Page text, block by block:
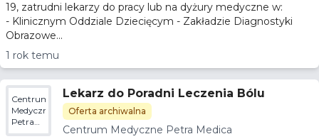
19, zatrudni lekarzy do pracy lub na dyżury medyczne w:
- Klinicznym Oddziale Dziecięcym - Zakładzie Diagnostyki
Obrazowe...
1 rok temu
Centrum
Medyczne
Petra
Medica
Lekarz do Poradni Leczenia Bólu
Oferta archiwalna
Centrum Medyczne Petra Medica